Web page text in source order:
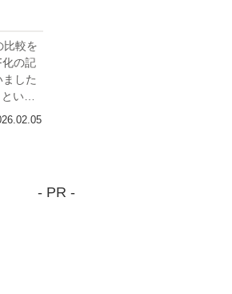
比較を
化の記
した
いう
- PR -